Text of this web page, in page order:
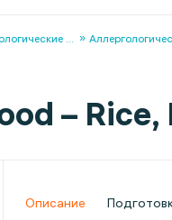
...
– Rice,
Описание